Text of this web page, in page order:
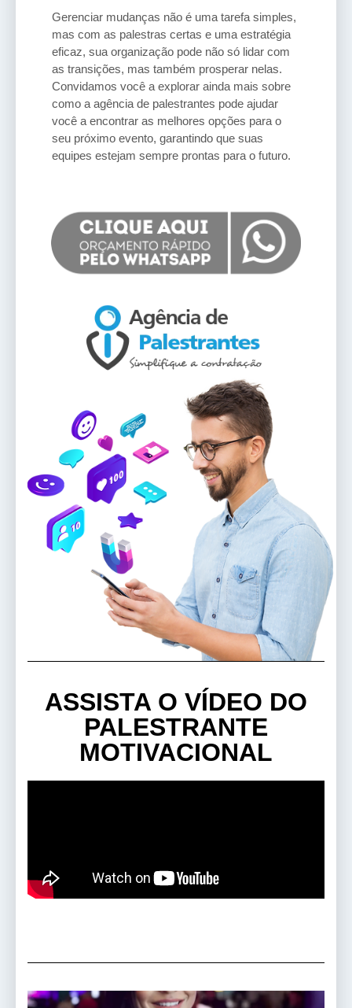
Gerenciar mudanças não é uma tarefa simples,
mas com as palestras certas e uma estratégia
eficaz, sua organização pode não só lidar com
as transições, mas também prosperar nelas.
Convidamos você a explorar ainda mais sobre
como a agência de palestrantes pode ajudar
você a encontrar as melhores opções para o
seu próximo evento, garantindo que suas
equipes estejam sempre prontas para o futuro.
ASSISTA O VÍDEO DO
PALESTRANTE
MOTIVACIONAL